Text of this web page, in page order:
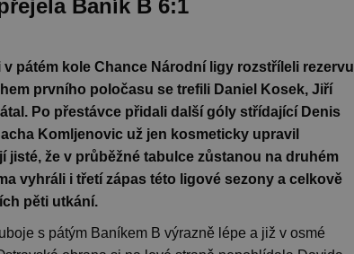
Baník B 6:1
pátém kole Chance Národní ligy rozstříleli rezervu
prvního poločasu se trefili Daniel Kosek, Jiří
Po přestávce přidali další góly střídající Denis
Komljenovic už jen kosmeticky upravil
jisté, že v průběžné tabulce zůstanou na druhém
vyhráli i třetí zápas této ligové sezony a celkově
pěti utkání.
s pátým Baníkem B výrazně lépe a již v osmé